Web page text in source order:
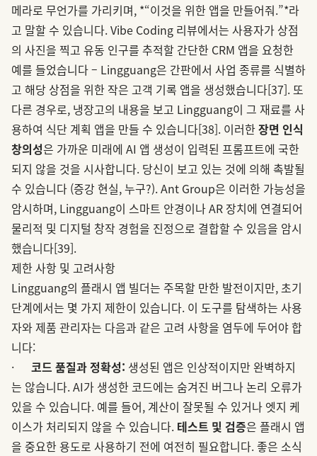
메라로 무언가를 가리키며, *“이것을 위한 앱을 만들어줘.”*라
고 말할 수 있습니다. Vibe Coding 리뷰에서는 사용자가 상점
의 사진을 찍고 유동 인구를 추적할 간단한 CRM 앱을 요청한
예를 들었습니다 – Lingguang은 간판에서 사업 종류를 식별하
고 해당 상점을 위한 작은 고객 기록 앱을 생성했습니다[37]. 또
다른 경우로, 냉장고의 내용을 보고 Lingguang이 그 재료를 사
용하여 식단 계획 앱을 만들 수 있습니다[38]. 이러한장면 인식
창의성은 가까운 미래에 AI 앱 생성이 입력된 프롬프트에 국한
되지 않을 것을 시사합니다. 당신이 보고 있는 것에 의해 촉발될
수 있습니다 (증강 현실, 누구?). Ant Group은 이러한 가능성을
암시하며, Lingguang이 스마트 안경이나 AR 장치에 연결되어
물리적 및 디지털 창작 경험을 진정으로 결합할 수 있음을 암시
했습니다[39].
제한 사항 및 고려사항
Lingguang의 플래시 앱 빌더는 주목할 만한 발전이지만, 초기
단계에서는 몇 가지 제한이 있습니다. 이 도구를 탐색하는 사용
자와 제품 관리자는 다음과 같은 고려 사항을 염두에 두어야 합
니다:
· 코드 품질과 정확성: 생성된 앱은 인상적이지만 완벽하지
는 않습니다. AI가 생성한 코드에는 숨겨진 버그나 논리 오류가
있을 수 있습니다. 예를 들어, 계산이 잘못될 수 있거나 엣지 케
이스가 처리되지 않을 수 있습니다. 테스트 및 검증은 플래시 앱
을 중요한 용도로 사용하기 전에 여전히 필요합니다. 좋은 소식